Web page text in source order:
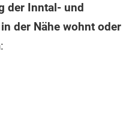
der Inntal- und
der Nähe wohnt